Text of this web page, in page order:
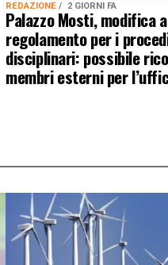
REDAZIONE 2 GIORNI FA
Palazzo Mosti, modifica
regolamento per i
disciplinari: possibile
membri esterni per